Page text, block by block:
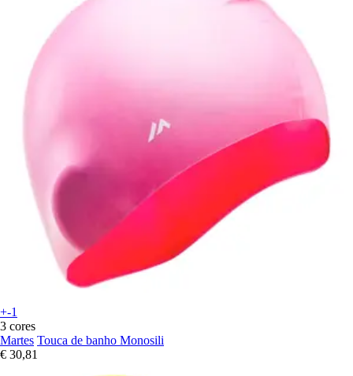
+-1
3 cores
Martes Touca de banho Monosili
€ 30,81